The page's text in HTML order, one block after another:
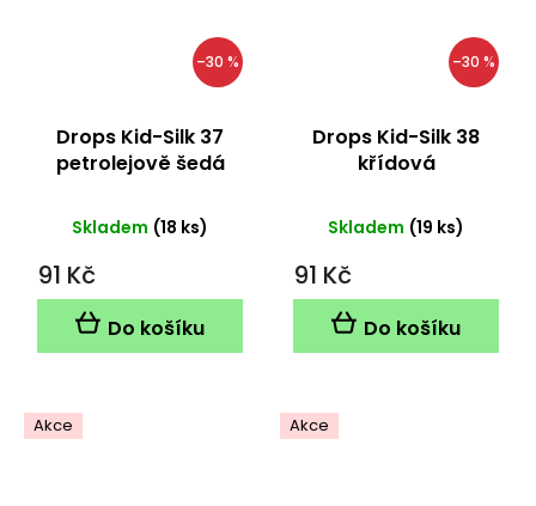
–30 %
Drops Kid-Silk 37
petrolejově šedá
Skladem (18 ks)
91 Kč
Do košíku
–30 %
Drops Kid-Silk 38
křídová
Skladem (19 ks)
91 Kč
Do košíku
Akce Akce